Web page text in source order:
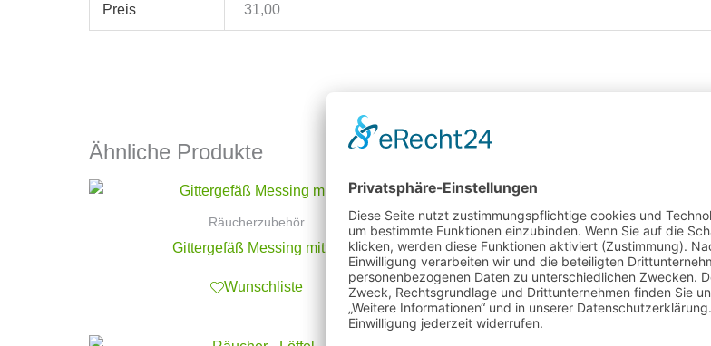
Preis 31,00
Ähnliche Produkte
Räucherzubehör
Gittergefäß Messing mittel
Wunschliste
Räucherzubehör
Räucherkegel – Halter
Wunschliste